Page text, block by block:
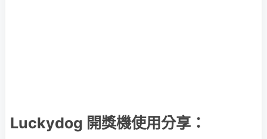
Luckydog 開獎機使用分享：